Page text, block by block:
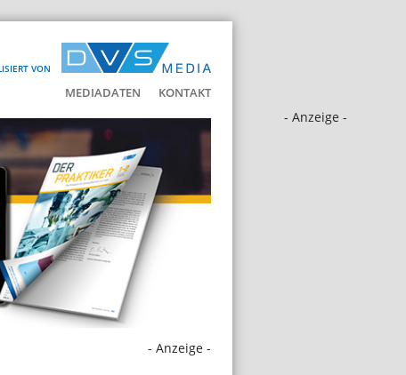
VON
MEDIADATEN KONTAKT
- Anzeige -
- Anzeige -